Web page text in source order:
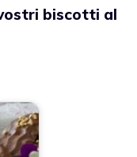
biscotti al